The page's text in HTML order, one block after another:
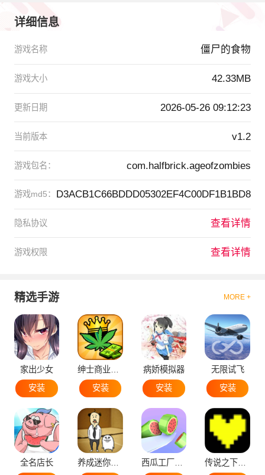
详细信息
游戏名称 僵尸的食物
游戏大小 42.33MB
更新日期 2026-05-26 09:12:23
当前版本 v1.2
游戏包名： com.halfbrick.ageofzombies
游戏md5： D3ACB1C66BDDD05302EF4C00DF1B1BD8
隐私协议 查看详情
游戏权限 查看详情
精选手游 MORE +
家出少女
安装
安装
病娇模拟器
安装
无限试飞
安装
全名店长